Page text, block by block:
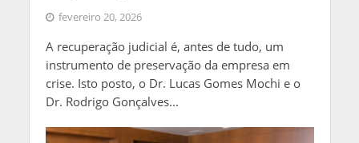
fevereiro 20, 2026
A recuperação judicial é, antes de tudo, um
instrumento de preservação da empresa em
crise. Isto posto, o Dr. Lucas Gomes Mochi e o
Dr. Rodrigo Gonçalves...